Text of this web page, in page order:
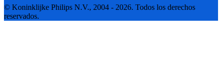
© Koninklijke Philips N.V., 2004 - 2026. Todos los derechos
reservados.